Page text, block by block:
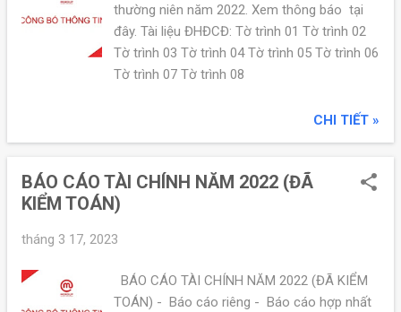
thường niên năm 2022. Xem thông báo tại
đây. Tài liệu ĐHĐCĐ: Tờ trình 01 Tờ trình 02
Tờ trình 03 Tờ trình 04 Tờ trình 05 Tờ trình 06
Tờ trình 07 Tờ trình 08
CHI TIẾT »
BÁO CÁO TÀI CHÍNH NĂM 2022 (ĐÃ
KIỂM TOÁN)
tháng 3 17, 2023
BÁO CÁO TÀI CHÍNH NĂM 2022 (ĐÃ KIỂM
TOÁN) - Báo cáo riêng - Báo cáo hợp nhất